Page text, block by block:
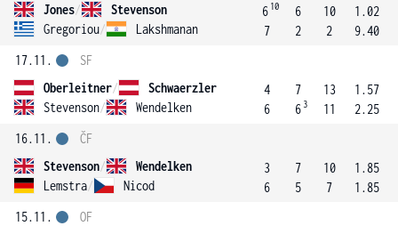
Jones/
Stevenson
Gregoriou/ Lakshmanan
6 10
7
6
2
10
2
1.02
9.40
17.11.
Oberleitner/
Schwaerzler
Stevenson/ Wendelken
SF
4
6
7
6 3
13
11
1.57
2.25
16.11.
Stevenson/
Wendelken
Lemstra/ Nicod
ČF
3
6
7
5
10
7
1.85
1.85
15.11.
OF